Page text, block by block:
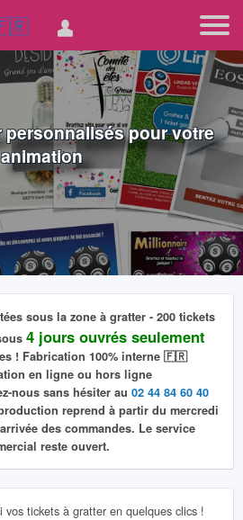
personnalisés pour votre
animation
sous la zone à gratter - 200 tickets
4 jours ouvrés seulement
! Fabrication 100% interne 🇫🇷
en ligne ou hors ligne
nous sans hésiter au 02 44 84 60 40
reprend à partir du mercredi
des commandes. Le service
reste ouvert.
vos tickets à gratter en quelques clics !